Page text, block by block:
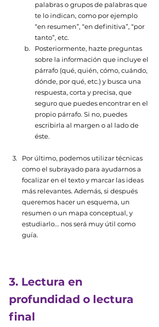
palabras o grupos de palabras que
te lo indican, como por ejemplo
“en resumen”, “en definitiva”, “por
tanto”, etc.
Posteriormente, hazte preguntas
sobre la información que incluye el
párrafo (qué, quién, cómo, cuándo,
dónde, por qué, etc.) y busca una
respuesta, corta y precisa, que
seguro que puedes encontrar en el
propio párrafo. Si no, puedes
escribirla al margen o al lado de
éste.
Por último, podemos utilizar técnicas
como el subrayado para ayudarnos a
focalizar en el texto y marcar las ideas
más relevantes. Además, si después
queremos hacer un esquema, un
resumen o un mapa conceptual, y
estudiarlo... nos será muy útil como
guía.
3. Lectura en
profundidad o lectura
final